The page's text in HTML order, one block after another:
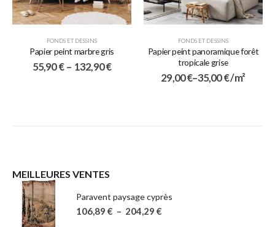
FONDS ET DESSINS
Papier peint marbre gris
55,90€ – 132,90€
FONDS ET DESSINS
Papier peint panoramique forêt
tropicale grise
29,00€–35,00€/ m²
MEILLEURES VENTES
Paravent paysage cyprès
106,89 € – 204,29 €